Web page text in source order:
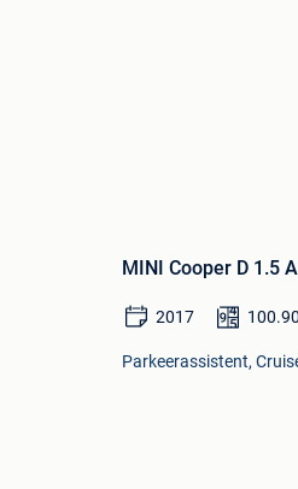
MINI Cooper D 1.5
2017
Parkeerassistent,